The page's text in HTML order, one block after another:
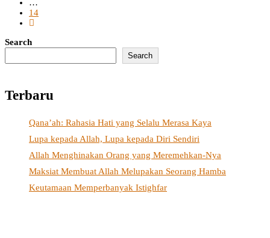
…
14
Search
Search
Terbaru
Qana’ah: Rahasia Hati yang Selalu Merasa Kaya
Lupa kepada Allah, Lupa kepada Diri Sendiri
Allah Menghinakan Orang yang Meremehkan-Nya
Maksiat Membuat Allah Melupakan Seorang Hamba
Keutamaan Memperbanyak Istighfar